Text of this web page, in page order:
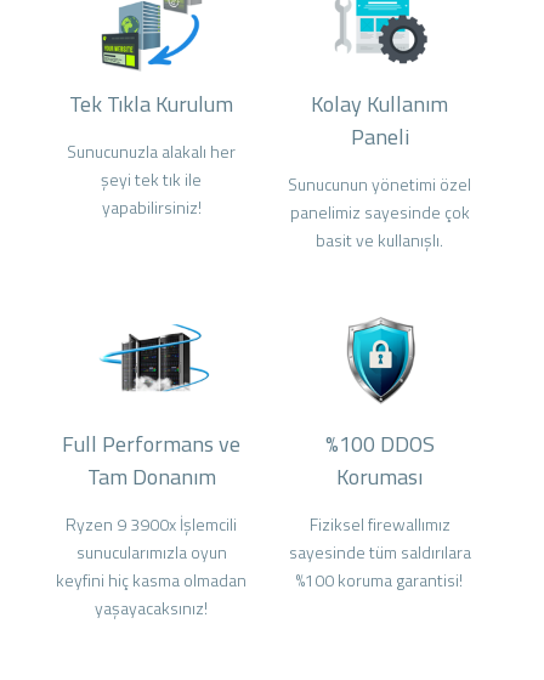
Tek Tıkla Kurulum
Sunucunuzla alakalı her
şeyi tek tık ile
yapabilirsiniz!
Kolay Kullanım
Paneli
Sunucunun yönetimi özel
panelimiz sayesinde çok
basit ve kullanışlı.
Full Performans ve
Tam Donanım
Ryzen 9 3900x İşlemcili
sunucularımızla oyun
keyfini hiç kasma olmadan
yaşayacaksınız!
%100 DDOS
Koruması
Fiziksel firewallımız
sayesinde tüm saldırılara
%100 koruma garantisi!